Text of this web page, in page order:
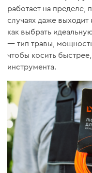
работает на пределе,
случаях даже выходит
как выбрать
— тип травы,
чтобы косить
инструмента.